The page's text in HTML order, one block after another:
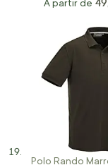
À partir de
Polo Rando